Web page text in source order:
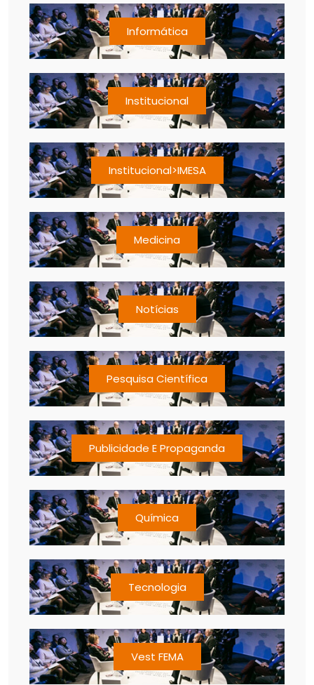
Informática
Institucional
Institucional>IMESA
Medicina
Notícias
Pesquisa Científica
Publicidade E Propaganda
Química
Tecnologia
Vest FEMA